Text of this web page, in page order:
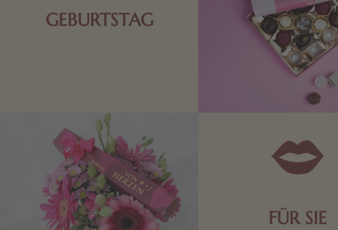
GEBURTSTAG
FÜR SIE